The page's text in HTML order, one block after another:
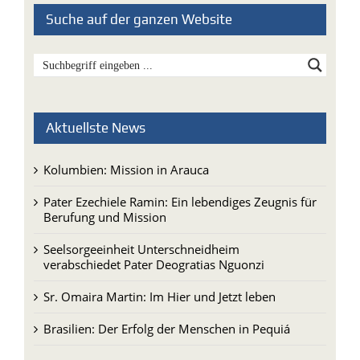
Kolumbien: Mission in Arauca
Pater Ezechiele Ramin: Ein lebendiges Zeugnis für
Seelsorgeeinheit Unterschneidheim
verabschiedet Pater Deogratias Nguonzi
Sr. Omaira Martin: Im Hier und Jetzt leben
Brasilien: Der Erfolg der Menschen in Pequiá